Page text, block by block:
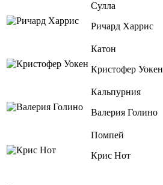
Сулла
Ричард Харрис
Катон
Кристофер Уокен
Кальпурния
Валерия Голино
Помпей
Крис Нот